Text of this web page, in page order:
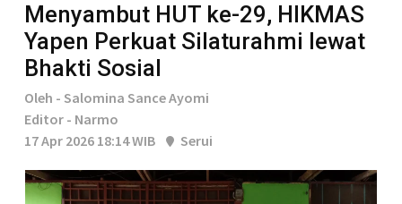
Menyambut HUT ke-29, HIKMAS
Yapen Perkuat Silaturahmi lewat
Bhakti Sosial
Oleh - Salomina Sance Ayomi
Editor - Narmo
17 Apr 2026 18:14 WIB
Serui